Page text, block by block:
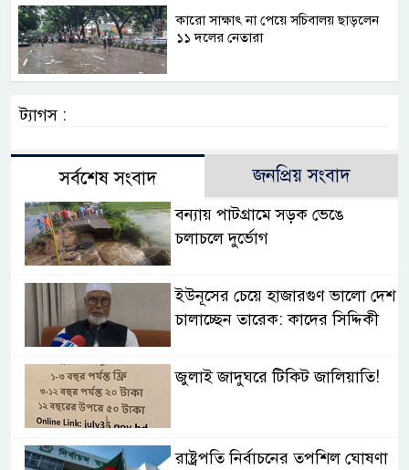
কারো সাক্ষাৎ না পেয়ে সচিবালয় ছাড়লেন
১১ দলের নেতারা
ট্যাগস :
সর্বশেষ সংবাদ জনপ্রিয় সংবাদ
বন্যায় পাটগ্রামে সড়ক ভেঙে
চলাচলে দুর্ভোগ
ইউনূসের চেয়ে হাজারগুণ ভালো দেশ
চালাচ্ছেন তারেক: কাদের সিদ্দিকী
জুলাই জাদুঘরে টিকিট জালিয়াতি!
রাষ্ট্রপতি নির্বাচনের তপশিল ঘোষণা